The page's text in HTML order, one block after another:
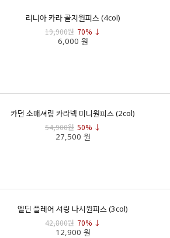
리니아 카라 골지원피스 (4col)
19,900원 70% ↓
6,000 원
카던 소매셔링 카라넥 미니원피스 (2col)
54,900원 50% ↓
27,500 원
엘딘 플레어 셔링 나시원피스 (3col)
42,800원 70% ↓
12,900 원